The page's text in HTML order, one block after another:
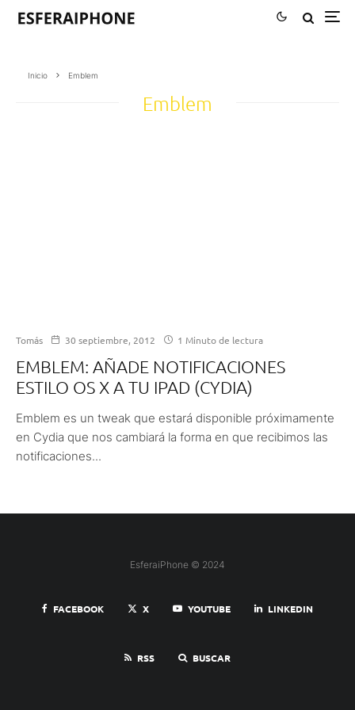
Inicio Emblem
Emblem
Tomás 30 septiembre, 2012 1 Minuto de lectura
EMBLEM: AÑADE NOTIFICACIONES
ESTILO OS X A TU IPAD (CYDIA)
Emblem es un tweak que estará disponible próximamente
en Cydia que nos cambiará la forma en que recibimos las
notificaciones...
EsferaiPhone © 2024
FACEBOOK X YOUTUBE LINKEDIN
RSS BUSCAR